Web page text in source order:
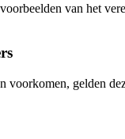
van het
voorkomen, gelden